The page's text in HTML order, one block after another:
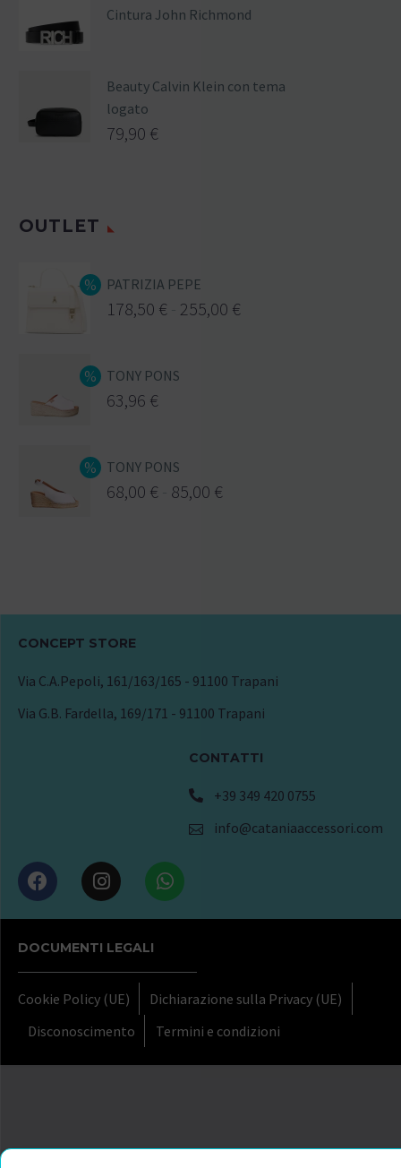
Cintura John Richmond
Beauty Calvin Klein con tema
logato
79,90 €
OUTLET
PATRIZIA PEPE
178,50 € 255,00 €
TONY PONS
63,96 €
TONY PONS
68,00 € 85,00 €
CONCEPT STORE
Via C.A.Pepoli, 161/163/165 - 91100 Trapani
Via G.B. Fardella, 169/171 - 91100 Trapani
CONTATTI
+39 349 420 0755
info@cataniaaccessori.com
DOCUMENTI LEGALI
Cookie Policy (UE)
Dichiarazione sulla Privacy (UE)
Disconoscimento
Termini e condizioni